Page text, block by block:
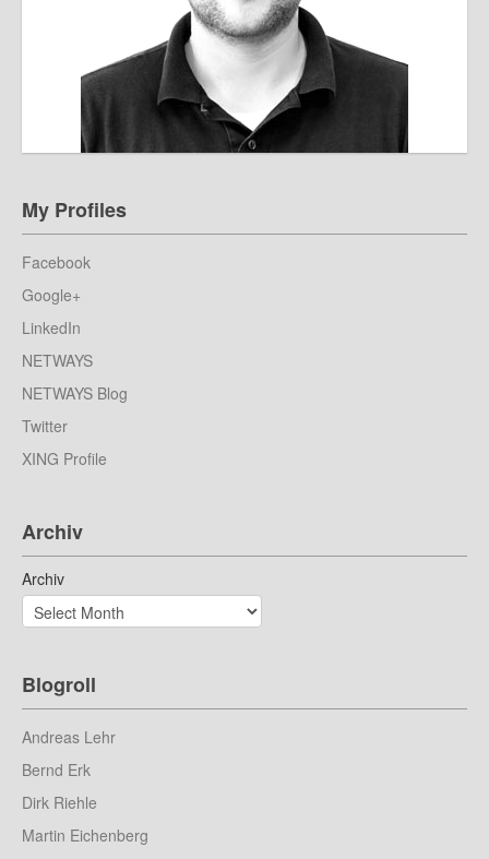
My Profiles
Facebook
Google+
LinkedIn
NETWAYS
NETWAYS Blog
Twitter
XING Profile
Archiv
Archiv
Blogroll
Andreas Lehr
Bernd Erk
Dirk Riehle
Martin Eichenberg